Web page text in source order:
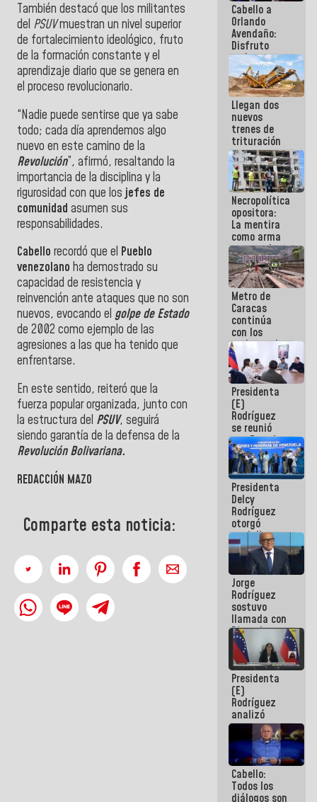
También destacó que los militantes
del PSUVmuestran un nivel superior
de fortalecimiento ideológico, fruto
de la formación constante y el
aprendizaje diario que se genera en
el proceso revolucionario.
“Nadie puede sentirse que ya sabe
todo; cada día aprendemos algo
nuevo en este camino de la
Revolución”, afirmó, resaltando la
importancia de la disciplina y la
rigurosidad con que los jefes de
comunidad asumen sus
responsabilidades.
Cabello recordó que el Pueblo
venezolano ha demostrado su
capacidad de resistencia y
reinvención ante ataques que no son
nuevos, evocando el golpe de Estado
de 2002 como ejemplo de las
agresiones a las que ha tenido que
enfrentarse.
En este sentido, reiteró que la
fuerza popular organizada, junto con
la estructura del PSUV, seguirá
siendo garantía de la defensa de la
Revolución Bolivariana.
REDACCIÓN MAZO
Comparte esta noticia:
Cabello a
Orlando
Avendaño:
Disfruto
cada vez
que escribes
porque lo
que haces
es
embarrarla
Llegan dos
nuevos
trenes de
trituración
para
optimizar
manejo de
escombros
en La Guaira
Necropolítica
opositora:
La mentira
como arma
contra el
Pueblo
Metro de
Caracas
continúa
con los
trabajos de
mantenimiento
e inspección
en la Línea 2
Presidenta
(E)
Rodríguez
se reunió
con Estado
Mayor
Eléctrico
para
abordar
planes de
acción
Presidenta
Delcy
Rodríguez
otorgó
medalla
"Héroe de
Venezuela"
a servidores
públicos
Jorge
Rodríguez
sostuvo
llamada con
Dinorah
Figuera y
acuerdan
primer
encuentro
presencial
para el
diálogo
Presidenta
(E)
Rodríguez
analizó
junto a
gobernadores
planes de
recuperación
del Sistema
Eléctrico
Cabello:
Todos los
diálogos son